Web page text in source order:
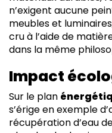
n’exigent aucune
meubles et
cru à l’aide de
dans la même
Impact
Sur le plan
s’érige en exemple
récupération d’eau